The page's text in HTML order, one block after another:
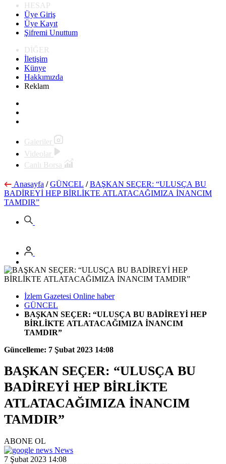
HESAP
Üye Giriş
Üye Kayıt
Şifremi Unuttum
DİĞER
İletişim
Künye
Hakkımızda
Reklam
Galeriler
Videolar
Canlı Borsa
Anasayfa / GÜNCEL / BAŞKAN SEÇER: “ULUSÇA BU
BADİREYİ HEP BİRLİKTE ATLATACAĞIMIZA İNANCIM
TAMDIR”
İzlem Gazetesi Online haber
GÜNCEL
BAŞKAN SEÇER: “ULUSÇA BU BADİREYİ HEP
BİRLİKTE ATLATACAĞIMIZA İNANCIM
TAMDIR”
Güncelleme: 7 Şubat 2023 14:08
BAŞKAN SEÇER: “ULUSÇA BU
BADİREYİ HEP BİRLİKTE
ATLATACAĞIMIZA İNANCIM
TAMDIR”
ABONE OL
News
7 Şubat 2023 14:08